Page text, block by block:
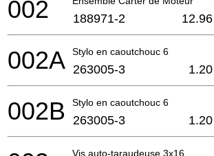
002 188971-2 12.96
Stylo en caoutchouc 6
002A 263005-3 1.20
Stylo en caoutchouc 6
002B 263005-3 1.20
Vis auto-taraudeuse 3x16